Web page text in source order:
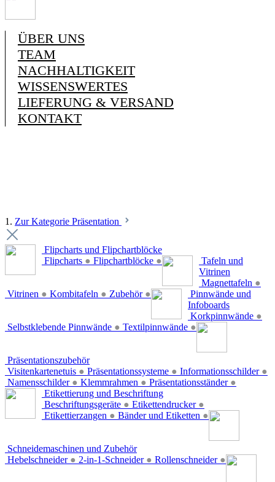
ÜBER UNS
TEAM
NACHHALTIGKEIT
WISSENSWERTES
LIEFERUNG & VERSAND
KONTAKT
1. Zur Kategorie Präsentation
Flipcharts und Flipchartblöcke
Flipcharts ● Flipchartblöcke ●
Tafeln und
Vitrinen
Magnettafeln ●
Vitrinen ● Kombitafeln ● Zubehör ●
Pinnwände und
Infoboards
Korkpinnwände ●
Selbstklebende Pinnwände ● Textilpinnwände ●
Präsentationszubehör
Visitenkartenetuis ● Präsentationssysteme ● Informationsschilder ●
Namensschilder ● Klemmrahmen ● Präsentationsständer ●
Etikettierung und Beschriftung
Beschriftungsgeräte ● Etikettendrucker ●
Etikettierzangen ● Bänder und Etiketten ●
Schneidemaschinen und Zubehör
Hebelschneider ● 2-in-1-Schneider ● Rollenschneider ●